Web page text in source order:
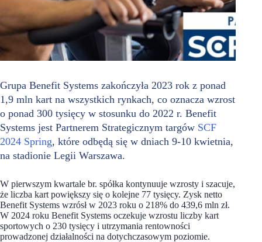
Grupa Benefit Systems zakończyła 2023 rok z ponad
1,9 mln kart na wszystkich rynkach, co oznacza wzrost
o ponad 300 tysięcy w stosunku do 2022 r. Benefit
Systems jest Partnerem Strategicznym targów SCF
2024 Spring, które odbędą się w dniach 9-10 kwietnia,
na stadionie Legii Warszawa.
W pierwszym kwartale br. spółka kontynuuje wzrosty i szacuje,
że liczba kart powiększy się o kolejne 77 tysięcy. Zysk netto
Benefit Systems wzrósł w 2023 roku o 218% do 439,6 mln zł.
W 2024 roku Benefit Systems oczekuje wzrostu liczby kart
sportowych o 230 tysięcy i utrzymania rentowności
prowadzonej działalności na dotychczasowym poziomie.